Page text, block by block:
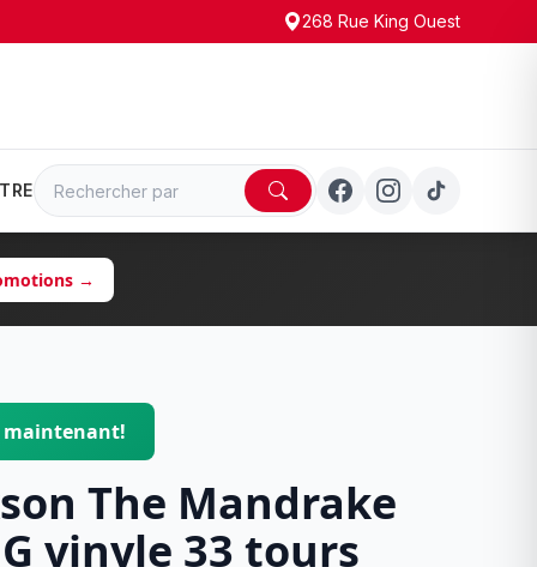
268 Rue King Ouest
→
maintenant!
The Mandrake
vinyle 33 tours